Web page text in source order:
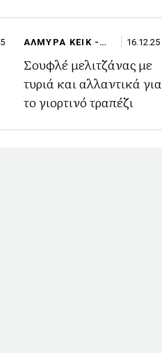
ΑΛΜΥΡΑ ΚΕΙΚ -
ΟΜΕΛΕΤΕΣ
16.12.25
Σουφλέ μελιτζάνας με
τυριά και αλλαντικά για
το γιορτινό τραπέζι